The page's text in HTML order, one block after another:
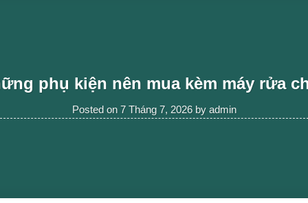
phụ kiện nên mua kèm máy rửa
Posted on 7 Tháng 7, 2026by admin